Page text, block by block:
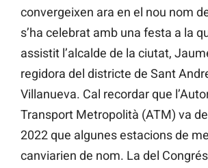
convergeixen ara en el nou nom
s’ha celebrat amb una festa a la
assistit l’alcalde de la ciutat,
regidora del districte de Sant
Villanueva. Cal recordar que
Transport Metropolità (ATM) va
2022 que algunes estacions de
canviarien de nom. La del